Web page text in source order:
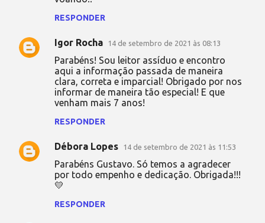
á
RESPONDER
Igor Rocha 14 de setembro de 2021 às 08:13
Parabéns! Sou leitor assíduo e encontro
aqui a informação passada de maneira
clara, correta e imparcial! Obrigado por nos
informar de maneira tão especial! E que
venham mais 7 anos!
RESPONDER
Débora Lopes 14 de setembro de 2021 às 11:53
Parabéns Gustavo. Só temos a agradecer
por todo empenho e dedicação. Obrigada!!!
💛
RESPONDER